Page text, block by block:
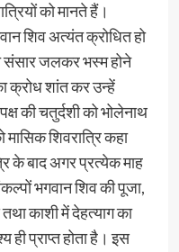
को मानते हैं।
शिव अत्यंत क्रोधित हो
जलकर भस्म होने
क्रोध शांत कर उन्हें
की चतुर्दशी को भोलेनाथ
शिवरात्रि कहा
के बाद अगर प्रत्येक माह
भगवान शिव की पूजा,
काशी में देहत्याग का
ही प्राप्त होता है। इस